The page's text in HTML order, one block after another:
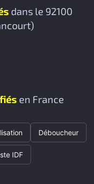
dans le 92100
en France
Déboucheur
IDF